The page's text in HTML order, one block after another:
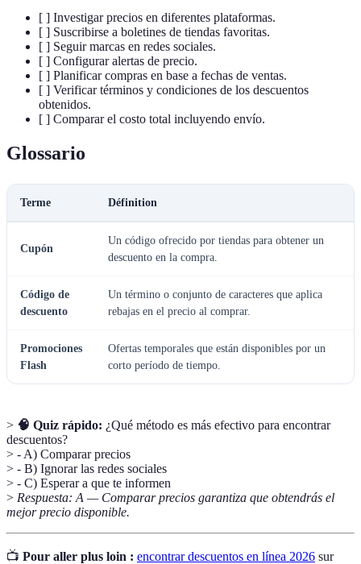
[ ] Investigar precios en diferentes plataformas.
[ ] Suscribirse a boletines de tiendas favoritas.
[ ] Seguir marcas en redes sociales.
[ ] Configurar alertas de precio.
[ ] Planificar compras en base a fechas de ventas.
[ ] Verificar términos y condiciones de los descuentos
obtenidos.
[ ] Comparar el costo total incluyendo envío.
Glossario
Terme Définition
Cupón
Un código ofrecido por tiendas para obtener un
descuento en la compra.
Código de
descuento
Un término o conjunto de caracteres que aplica
rebajas en el precio al comprar.
Promociones
Flash
Ofertas temporales que están disponibles por un
corto período de tiempo.
> 🧠 Quiz rápido: ¿Qué método es más efectivo para encontrar
descuentos?
> - A) Comparar precios
> - B) Ignorar las redes sociales
> - C) Esperar a que te informen
> Respuesta: A — Comparar precios garantiza que obtendrás el
mejor precio disponible.
📺 Pour aller plus loin : encontrar descuentos en línea 2026 sur